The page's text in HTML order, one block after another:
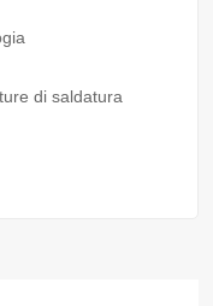
di saldatura